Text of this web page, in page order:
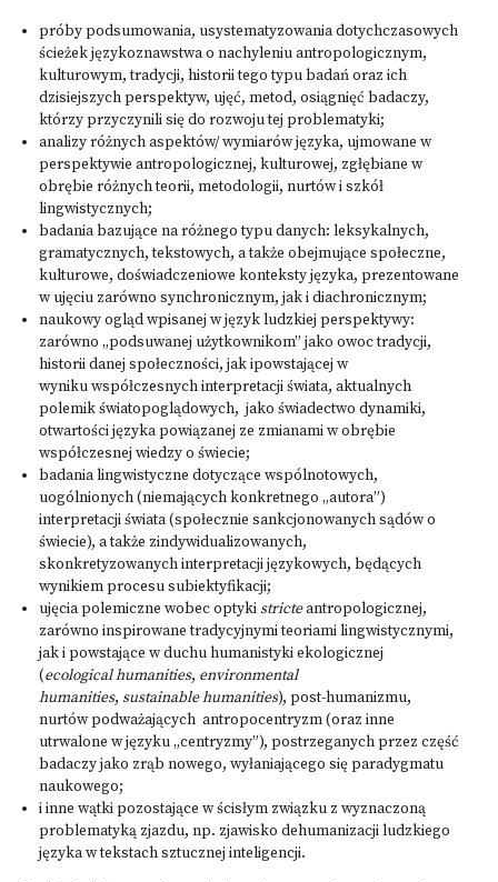
próby podsumowania, usystematyzowania dotychczasowych
ścieżek językoznawstwa o nachyleniu antropologicznym,
kulturowym, tradycji, historii tego typu badań oraz ich
dzisiejszych perspektyw, ujęć, metod, osiągnięć badaczy,
którzy przyczynili się do rozwoju tej problematyki;
analizy różnych aspektów/ wymiarów języka, ujmowane w
perspektywie antropologicznej, kulturowej, zgłębiane w
obrębie różnych teorii, metodologii, nurtów i szkół
lingwistycznych;
badania bazujące na różnego typu danych: leksykalnych,
gramatycznych, tekstowych, a także obejmujące społeczne,
kulturowe, doświadczeniowe konteksty języka, prezentowane
w ujęciu zarówno synchronicznym, jak i diachronicznym;
naukowy ogląd wpisanej w język ludzkiej perspektywy:
zarówno „podsuwanej użytkownikom” jako owoc tradycji,
historii danej społeczności, jak ipowstającej w
wyniku współczesnych interpretacji świata, aktualnych
polemik światopoglądowych, jako świadectwo dynamiki,
otwartości języka powiązanej ze zmianami w obrębie
współczesnej wiedzy o świecie;
badania lingwistyczne dotyczące wspólnotowych,
uogólnionych (niemających konkretnego „autora”)
interpretacji świata (społecznie sankcjonowanych sądów o
świecie), a także zindywidualizowanych,
skonkretyzowanych interpretacji językowych, będących
wynikiem procesu subiektyfikacji;
ujęcia polemiczne wobec optykistricteantropologicznej,
zarówno inspirowane tradycyjnymi teoriami lingwistycznymi,
jak i powstające w duchu humanistyki ekologicznej
(ecological humanities, environmental
humanities, sustainable humanities), post-humanizmu,
nurtów podważających antropocentryzm (oraz inne
utrwalone w języku „centryzmy”), postrzeganych przez część
badaczy jako zrąb nowego, wyłaniającego się paradygmatu
naukowego;
i inne wątki pozostające w ścisłym związku z wyznaczoną
problematyką zjazdu, np. zjawisko dehumanizacji ludzkiego
języka w tekstach sztucznej inteligencji.